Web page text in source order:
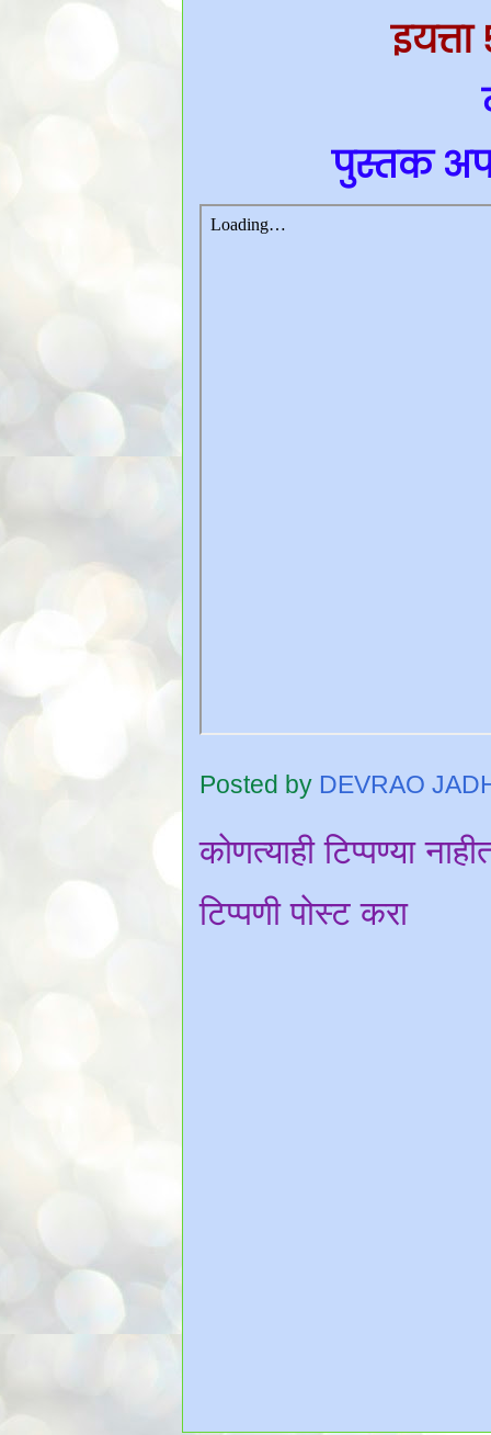
पुस्तक
Posted by DEVRAO
कोणत्याही टिप्पण्‍या
टिप्पणी पोस्ट करा